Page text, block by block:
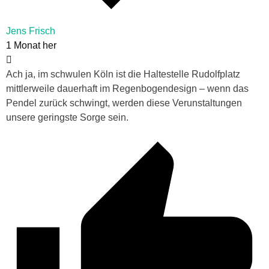
Jens Frisch
1 Monat her
Ach ja, im schwulen Köln ist die Haltestelle Rudolfplatz
mittlerweile dauerhaft im Regenbogendesign – wenn das
Pendel zurück schwingt, werden diese Verunstaltungen
unsere geringste Sorge sein.